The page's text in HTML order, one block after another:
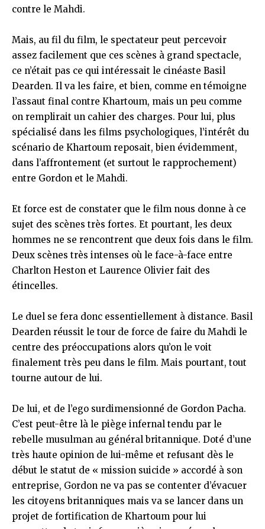
contre le Mahdi.
Mais, au fil du film, le spectateur peut percevoir
assez facilement que ces scènes à grand spectacle,
ce n’était pas ce qui intéressait le cinéaste Basil
Dearden. Il va les faire, et bien, comme en témoigne
l’assaut final contre Khartoum, mais un peu comme
on remplirait un cahier des charges. Pour lui, plus
spécialisé dans les films psychologiques, l’intérêt du
scénario de Khartoum reposait, bien évidemment,
dans l’affrontement (et surtout le rapprochement)
entre Gordon et le Mahdi.
Et force est de constater que le film nous donne à ce
sujet des scènes très fortes. Et pourtant, les deux
hommes ne se rencontrent que deux fois dans le film.
Deux scènes très intenses où le face-à-face entre
Charlton Heston et Laurence Olivier fait des
étincelles.
Le duel se fera donc essentiellement à distance. Basil
Dearden réussit le tour de force de faire du Mahdi le
centre des préoccupations alors qu’on le voit
finalement très peu dans le film. Mais pourtant, tout
tourne autour de lui.
De lui, et de l’ego surdimensionné de Gordon Pacha.
C’est peut-être là le piège infernal tendu par le
rebelle musulman au général britannique. Doté d’une
très haute opinion de lui-même et refusant dès le
début le statut de « mission suicide » accordé à son
entreprise, Gordon ne va pas se contenter d’évacuer
les citoyens britanniques mais va se lancer dans un
projet de fortification de Khartoum pour lui